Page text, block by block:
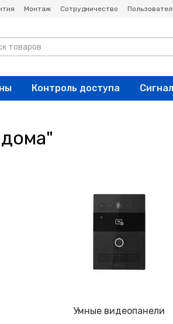
Монтаж Сотрудничество
Контроль доступа
Умные видеопанели